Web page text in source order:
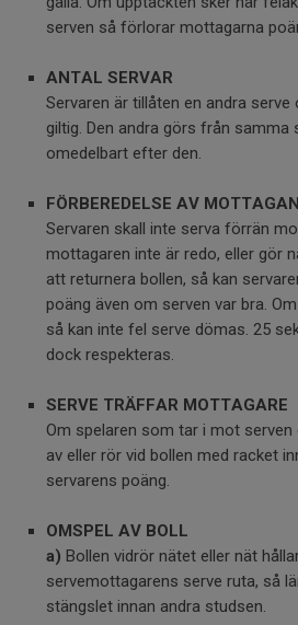
serven så förlorar mottagarna
ANTAL SERVAR
Servaren är tillåten en andra
giltig. Den andra görs från
omedelbart efter den.
FÖRBEREDELSE AV
Servaren skall inte serva förrän
mottagaren inte är redo, eller gör
att returnera bollen, så kan
poäng även om serven var bra.
så kan inte fel serve dömas. 25
dock respekteras.
SERVE TRÄFFAR MOTTAGARE
Om spelaren som tar i mot
av eller rör vid bollen med racket
servarens poäng.
OMSPEL AV BOLL
a) Bollen vidrör nätet eller nät
servemottagarens serve ruta, så
stängslet innan andra studsen.